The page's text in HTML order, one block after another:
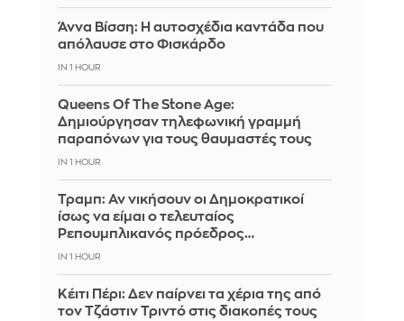
Άννα Βίσση: Η αυτοσχέδια καντάδα που
απόλαυσε στο Φισκάρδο
IN 1 HOUR
Queens Of The Stone Age:
Δημιούργησαν τηλεφωνική γραμμή
παραπόνων για τους θαυμαστές τους
IN 1 HOUR
Τραμπ: Αν νικήσουν οι Δημοκρατικοί
ίσως να είμαι ο τελευταίος
Ρεπουμπλικανός πρόεδρος…
IN 1 HOUR
Κέιτι Πέρι: Δεν παίρνει τα χέρια της από
τον Τζάστιν Τριντό στις διακοπές τους